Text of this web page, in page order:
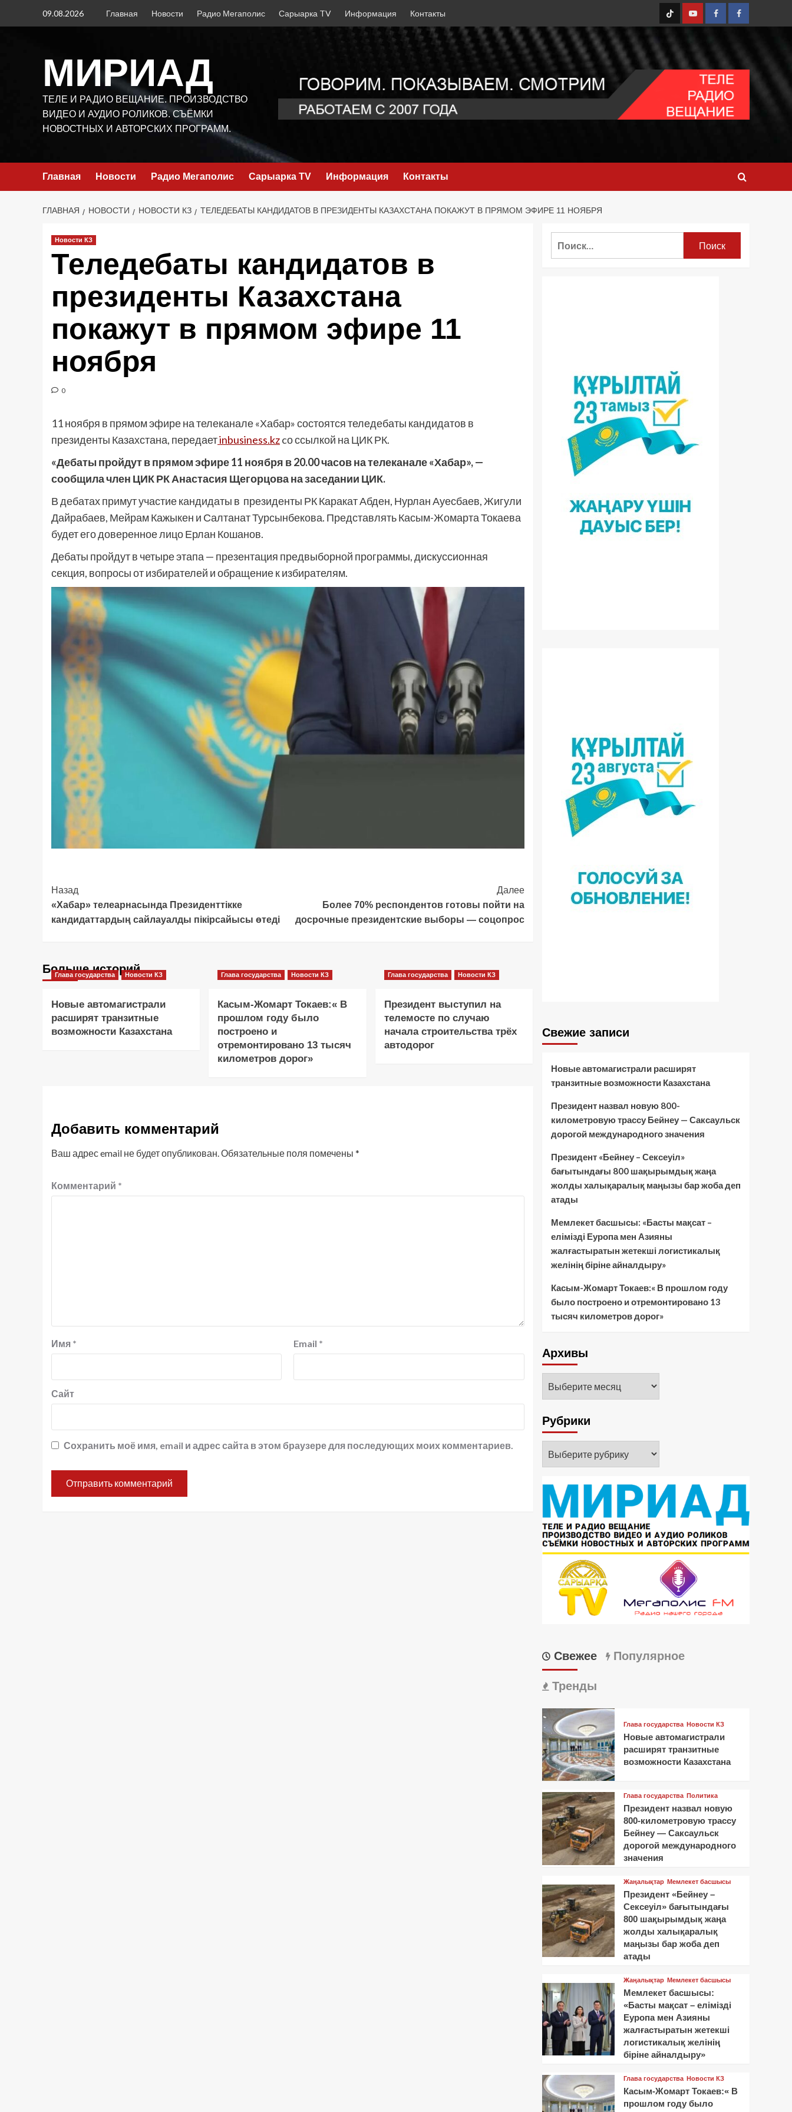
09.08.2026 Главная Новости Радио Мегаполис Сарыарка TV Информация Контакты
TT YoutubeFB1 FB2
МИРИАД
ТЕЛЕ И РАДИО ВЕЩАНИЕ. ПРОИЗВОДСТВО
ВИДЕО И АУДИО РОЛИКОВ. СЪЁМКИ
НОВОСТНЫХ И АВТОРСКИХ ПРОГРАММ.
Главная Новости Радио Мегаполис Сарыарка TV Информация Контакты
ГЛАВНАЯ НОВОСТИ НОВОСТИ КЗ ТЕЛЕДЕБАТЫ КАНДИДАТОВ В ПРЕЗИДЕНТЫ КАЗАХСТАНА ПОКАЖУТ В ПРЯМОМ ЭФИРЕ 11 НОЯБРЯ
Новости КЗ
Теледебаты кандидатов в
президенты Казахстана
покажут в прямом эфире 11
ноября
0
11 ноября в прямом эфире на телеканале «Хабар» состоятся теледебаты кандидатов в
президенты Казахстана, передаетinbusiness.kzcо ссылкой на ЦИК РК.
«Дебаты пройдут в прямом эфире 11 ноября в 20.00 часов на телеканале «Хабар», —
сообщила член ЦИК РК Анастасия Щегорцова на заседании ЦИК.
В дебатах примут участие кандидаты в президенты РК Каракат Абден, Нурлан Ауесбаев, Жигули
Дайрабаев, Мейрам Кажыкен и Салтанат Турсынбекова. Представлять Касым-Жомарта Токаева
будет его доверенное лицо Ерлан Кошанов.
Дебаты пройдут в четыре этапа — презентация предвыборной программы, дискуссионная
секция, вопросы от избирателей и обращение к избирателям.
Post
Navigation
Назад
«Хабар» телеарнасында Президенттікке
кандидаттардың сайлауалды пікірсайысы өтеді
Далее
Более 70% респондентов готовы пойти на
досрочные президентские выборы — соцопрос
Больше историй
Глава государства Новости КЗ
Новые автомагистрали
расширят транзитные
возможности Казахстана
Глава государства Новости КЗ
Касым-Жомарт Токаев:« В
прошлом году было
построено и
отремонтировано 13 тысяч
километров дорог»
Глава государства Новости КЗ
Президент выступил на
телемосте по случаю
начала строительства трёх
автодорог
Добавить комментарий
Ваш адрес email не будет опубликован.Обязательные поля помечены *
Комментарий *
Имя * Email *
Сайт
Сохранить моё имя, email и адрес сайта в этом браузере для последующих моих комментариев.
Свежие записи
Новые автомагистрали расширят
транзитные возможности Казахстана
Президент назвал новую 800-
километровую трассу Бейнеу — Саксаульск
дорогой международного значения
Президент «Бейнеу – Сексеуіл»
бағытындағы 800 шақырымдық жаңа
жолды халықаралық маңызы бар жоба деп
атады
Мемлекет басшысы: «Басты мақсат –
елімізді Еуропа мен Азияны
жалғастыратын жетекші логистикалық
желінің біріне айналдыру»
Касым-Жомарт Токаев:« В прошлом году
было построено и отремонтировано 13
тысяч километров дорог»
Архивы
Рубрики
Свежее Популярное
Тренды
Глава государства Новости КЗ
Новые автомагистрали
расширят транзитные
возможности Казахстана
Глава государства Политика
Президент назвал новую
800-километровую трассу
Бейнеу — Саксаульск
дорогой международного
значения
Жаңалықтар Мемлекет басшысы
Президент «Бейнеу –
Сексеуіл» бағытындағы
800 шақырымдық жаңа
жолды халықаралық
маңызы бар жоба деп
атады
Жаңалықтар Мемлекет басшысы
Мемлекет басшысы:
«Басты мақсат – елімізді
Еуропа мен Азияны
жалғастыратын жетекші
логистикалық желінің
біріне айналдыру»
Глава государства Новости КЗ
Касым-Жомарт Токаев:« В
прошлом году было